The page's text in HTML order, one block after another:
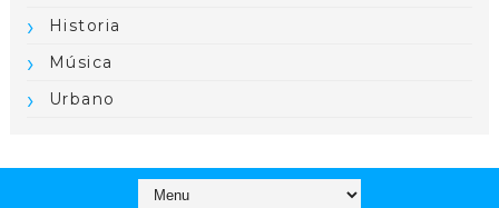
Historia
Música
Urbano